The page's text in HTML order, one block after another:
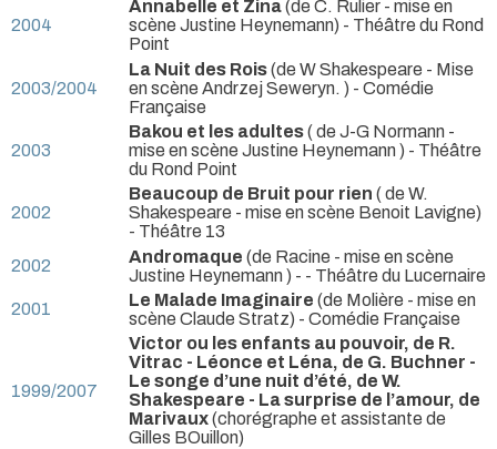
2004
Annabelle et Zina(de C. Rulier - mise en
scène Justine Heynemann) - Théâtre du Rond
Point
2003/2004
La Nuit des Rois(de W Shakespeare - Mise
en scène Andrzej Seweryn. ) - Comédie
Française
2003
Bakou et les adultes( de J-G Normann -
mise en scène Justine Heynemann ) - Théâtre
du Rond Point
2002
Beaucoup de Bruit pour rien ( de W.
Shakespeare - mise en scène Benoit Lavigne)
- Théâtre 13
2002
Andromaque (de Racine - mise en scène
Justine Heynemann ) - - Théâtre du Lucernaire
2001
Le Malade Imaginaire (de Molière - mise en
scène Claude Stratz) - Comédie Française
1999/2007
Victor ou les enfants au pouvoir, de R.
Vitrac - Léonce et Léna, de G. Buchner -
Le songe d’une nuit d’été, de W.
Shakespeare - La surprise de l’amour, de
Marivaux(chorégraphe et assistante de
Gilles BOuillon)